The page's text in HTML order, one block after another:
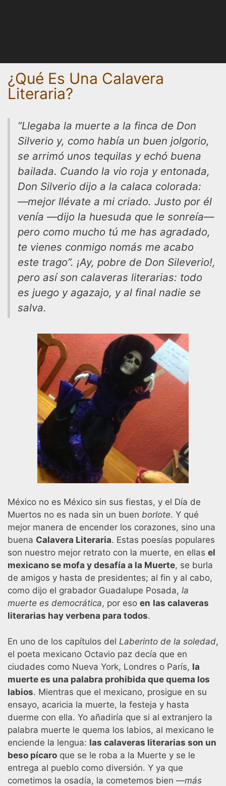
¿Qué Es Una Calavera
Literaria?
“Llegaba la muerte a la finca de Don
Silverio y, como había un buen jolgorio,
se arrimó unos tequilas y echó buena
bailada. Cuando la vio roja y entonada,
Don Silverio dijo a la calaca colorada:
―mejor llévate a mi criado. Justo por él
venía ―dijo la huesuda que le sonreía―
pero como mucho tú me has agradado,
te vienes conmigo nomás me acabo
este trago”. ¡Ay, pobre de Don Sileverio!,
pero así son calaveras literarias: todo
es juego y agazajo, y al final nadie se
salva.
México no es México sin sus fiestas, y el Día de
Muertos no es nada sin un buen borlote. Y qué
mejor manera de encender los corazones, sino una
buena Calavera Literaria. Estas poesías populares
son nuestro mejor retrato con la muerte, en ellas el
mexicano se mofa y desafía a la Muerte, se burla
de amigos y hasta de presidentes; al fin y al cabo,
como dijo el grabador Guadalupe Posada, la
muerte es democrática, por eso en las calaveras
literarias hay verbena para todos.
En uno de los capítulos del Laberinto de la soledad,
el poeta mexicano Octavio paz decía que en
ciudades como Nueva York, Londres o París, la
muerte es una palabra prohibida que quema los
labios. Mientras que el mexicano, prosigue en su
ensayo, acaricia la muerte, la festeja y hasta
duerme con ella. Yo añadiría que si al extranjero la
palabra muerte le quema los labios, al mexicano le
enciende la lengua: las calaveras literarias son un
beso pícaro que se le roba a la Muerte y se le
entrega al pueblo como diversión. Y ya que
cometimos la osadía, la cometemos bien ―más